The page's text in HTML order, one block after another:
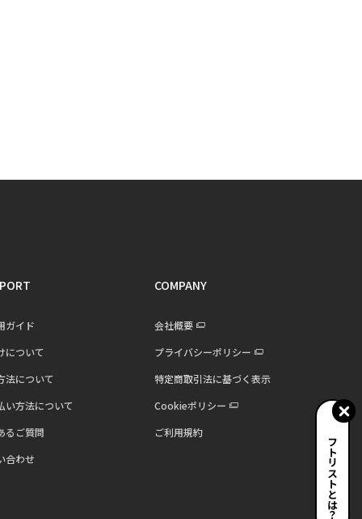
ギフトリストとは？
ガイド
について
法について
い方法について
るご質問
合わせ
COMPANY
会社概要
プライバシーポリシー
特定商取引法に基づく表示
Cookieポリシー
ご利用規約